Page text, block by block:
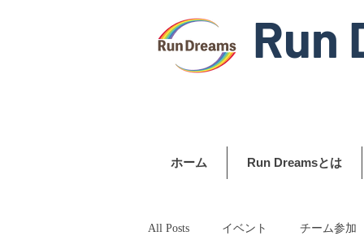
Run
ホーム Run Dreamsとは
All Posts イベント チーム参加